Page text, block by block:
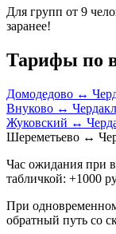
Для групп от 9
заранее!
Тарифы по
Домодедово ↔
Внуково ↔
Жуковский ↔
Шереметьево ↔
Час ожидания при
табличкой: +1000
При
обратный путь со